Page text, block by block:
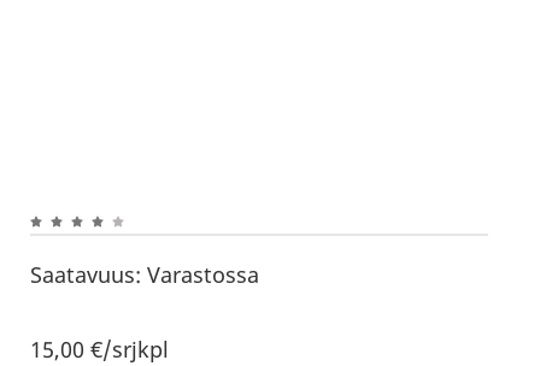
Saatavuus: Varastossa
15,00€/srjkpl